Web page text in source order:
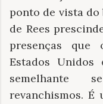
ponto de vista do
de Rees
presenças que
Estados
semelhante
revanchismos.